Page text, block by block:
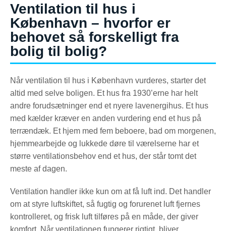
Ventilation til hus i
København – hvorfor er
behovet så forskelligt fra
bolig til bolig?
Når ventilation til hus i København vurderes, starter det
altid med selve boligen. Et hus fra 1930’erne har helt
andre forudsætninger end et nyere lavenergihus. Et hus
med kælder kræver en anden vurdering end et hus på
terrændæk. Et hjem med fem beboere, bad om morgenen,
hjemmearbejde og lukkede døre til værelserne har et
større ventilationsbehov end et hus, der står tomt det
meste af dagen.
Ventilation handler ikke kun om at få luft ind. Det handler
om at styre luftskiftet, så fugtig og forurenet luft fjernes
kontrolleret, og frisk luft tilføres på en måde, der giver
komfort. Når ventilationen fungerer rigtigt, bliver